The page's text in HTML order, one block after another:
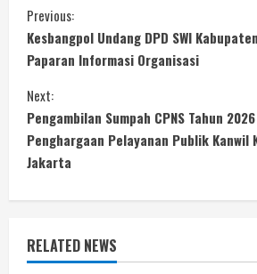
C
o
n
t
i
n
u
Previous:
Kesbangpol Undang DPD SWI
Paparan Informasi Organisasi
Next:
Pengambilan Sumpah CPNS Tahun
Penghargaan Pelayanan Publik Kanwil
Jakarta
RELATED NEWS